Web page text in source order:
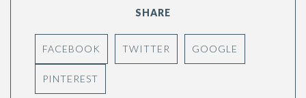
SHARE
FACEBOOK TWITTER GOOGLE
PINTEREST